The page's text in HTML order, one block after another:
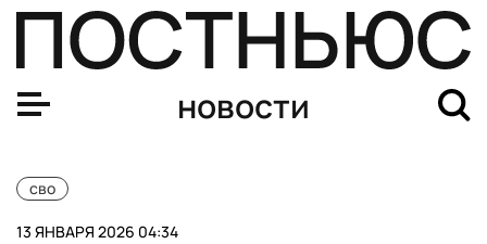
новости
сво
13 ЯНВАРЯ 2026 04:34
Военэксперт Иванников: разработка ракет Nightfall